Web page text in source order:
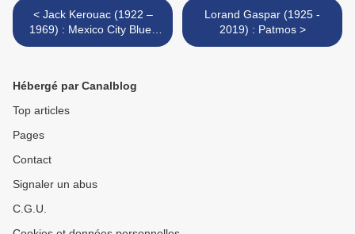
< Jack Kerouac (1922 –
1969) : Mexico City Blues
(11ème - 20ème Chorus /
Lorand Gaspar (1925 -
2019) : Patmos >
Hébergé par Canalblog
Top articles
Pages
Contact
Signaler un abus
C.G.U.